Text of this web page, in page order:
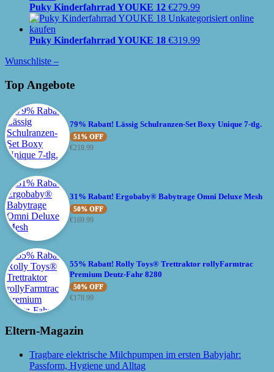
Puky Kinderfahrrad YOUKE 12 €279.99
Puky Kinderfahrrad YOUKE 18 €319.99
Wunschliste –
Top Angebote
79% Rabatt! Lässig Schulranzen-Set Boxy Unique 7-tlg.
51% OFF
€218.99
31% Rabatt! Ergobaby® Babytrage Omni Deluxe Mesh
50% OFF
€169.99
55% Rabatt! Rolly Toys® Trettraktor rollyFarmtrac
Premium Deutz-Fahr 8280
50% OFF
€178.99
Eltern-Magazin
Tragbare elektrische Milchpumpen im ersten Babyjahr:
Passform, Hygiene und Alltag